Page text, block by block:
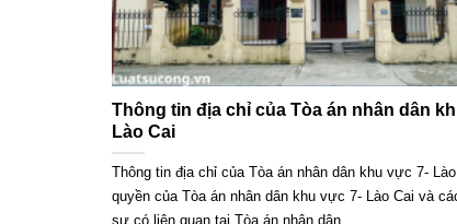
Thông tin địa chỉ của Tòa án nhân dân
Lào Cai
Thông tin địa chỉ của Tòa án nhân dân khu vực 7-
quyền của Tòa án nhân dân khu vực 7- Lào Cai và
sư có liên quan tại Tòa án nhân dân...